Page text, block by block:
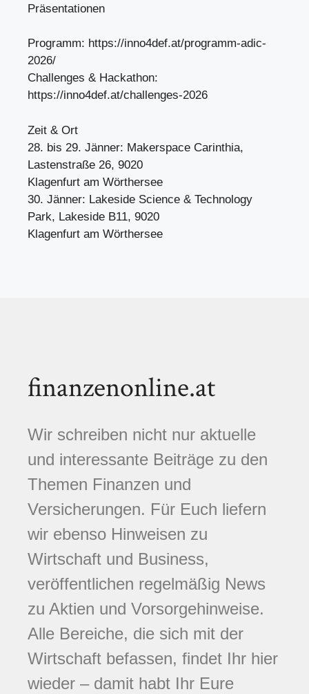
Präsentationen
Programm: https://inno4def.at/programm-adic-
2026/
Challenges & Hackathon:
https://inno4def.at/challenges-2026
Zeit & Ort
28. bis 29. Jänner: Makerspace Carinthia,
Lastenstraße 26, 9020
Klagenfurt am Wörthersee
30. Jänner: Lakeside Science & Technology
Park, Lakeside B11, 9020
Klagenfurt am Wörthersee
finanzenonline.at
Wir schreiben nicht nur aktuelle
und interessante Beiträge zu den
Themen Finanzen und
Versicherungen. Für Euch liefern
wir ebenso Hinweisen zu
Wirtschaft und Business,
veröffentlichen regelmäßig News
zu Aktien und Vorsorgehinweise.
Alle Bereiche, die sich mit der
Wirtschaft befassen, findet Ihr hier
wieder – damit habt Ihr Eure